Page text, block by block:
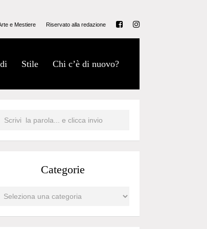
e Mestiere Riservato alla redazione
Stile Chi c’è di nuovo?
Categorie